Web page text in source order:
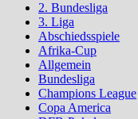
2. Bundesliga
3. Liga
Abschiedsspiele
Afrika-Cup
Allgemein
Bundesliga
Champions League
Copa America